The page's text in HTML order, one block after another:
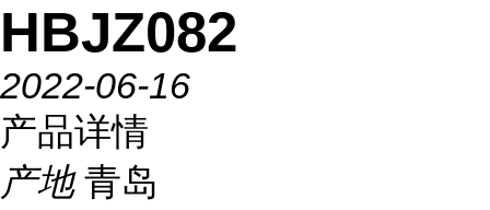
HBJZ082
2022-06-16
产品详情
产地 青岛